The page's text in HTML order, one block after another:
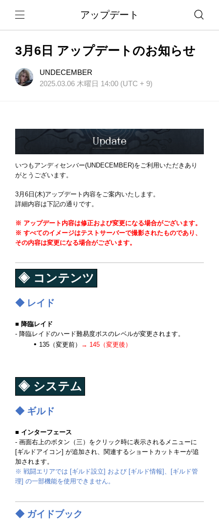
アップデート
3月6日 アップデートのお知らせ
UNDECEMBER
2025.03.06 木曜日 14:00 (UTC + 9)
いつもアンディセンバー(UNDECEMBER)をご利用いただきあり
がとうございます。
3月6日(木)アップデート内容をご案内いたします。
詳細内容は下記の通りです。
※ アップデート内容は修正および変更になる場合がございます。
※ すべてのイメージはテストサーバーで撮影されたものであり、
その内容は変更になる場合がございます。
◈ コンテンツ
◆ レイド
■ 降臨レイド
- 降臨レイドのハード難易度ボスのレベルが変更されます。
135（変更前）
→ 145（変更後）
◈ システム
◆ ギルド
■ インターフェース
- 画面右上のボタン（三）をクリック時に表示されるメニューに
[ギルドアイコン] が追加され、関連するショートカットキーが追
加されます。
※ 戦闘エリアでは [ギルド設立] および [ギルド情報]、[ギルド管
理] の一部機能を使用できません。
◆ ガイドブック